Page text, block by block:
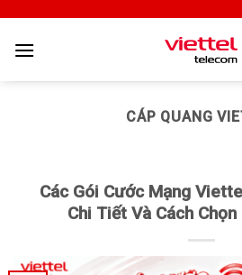
CÁP QUANG
Các Gói Cước Mạng
Chi Tiết Và Cách